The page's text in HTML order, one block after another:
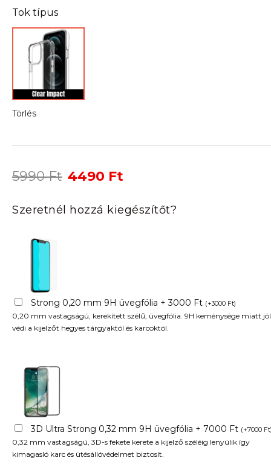
Tok típus
Törlés
5990Ft Original
was:
5990 Ft.
4490 Ft
is:
4490 Ft.
Szeretnél hozzá kiegészítőt?
Strong 0,20 mm 9H üvegfólia + 3000 Ft (+3000 Ft)
0,20 mm vastagságú, kerekített szélű, üvegfólia. 9H keménysége miatt jól
védi a kijelzőt hegyes tárgyaktól és karcoktól.
3D Ultra Strong 0,32 mm 9H üvegfólia + 7000 Ft (+7000 Ft
0,32 mm vastagságú, 3D-s fekete kerete a kijelző széléig lenyúlik így
kimagasló karc és ütésállóvédelmet biztosít.